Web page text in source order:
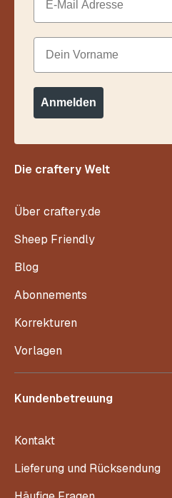
Die craftery Welt
Über craftery.de
Sheep Friendly
Blog
Abonnements
Korrekturen
Vorlagen
Kundenbetreuung
Kontakt
Lieferung und Rücksendung
Dein Vorname
Anmelden